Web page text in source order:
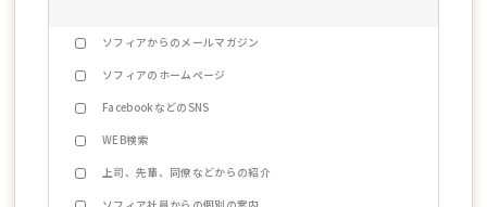
ソフィアからのメールマガジン
ソフィアのホームページ
FacebookなどのSNS
WEB検索
上司、先輩、同僚などからの紹介